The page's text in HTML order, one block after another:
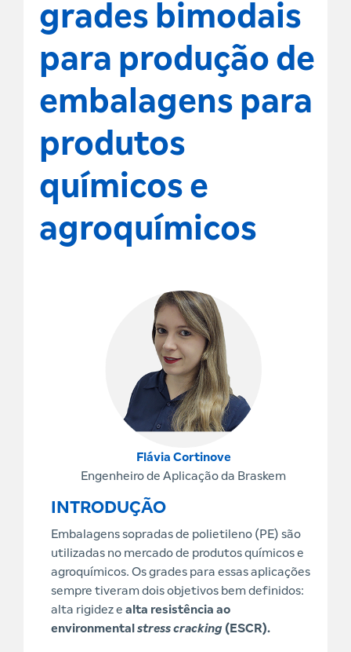
grades bimodais
para produção de
embalagens para
produtos
químicos e
agroquímicos
Flávia Cortinove
Engenheiro de Aplicação da Braskem
INTRODUÇÃO
Embalagens sopradas de polietileno (PE) são
utilizadas no mercado de produtos químicos e
agroquímicos. Os grades para essas aplicações
sempre tiveram dois objetivos bem definidos:
alta rigidez e alta resistência ao
environmental stress cracking(ESCR).